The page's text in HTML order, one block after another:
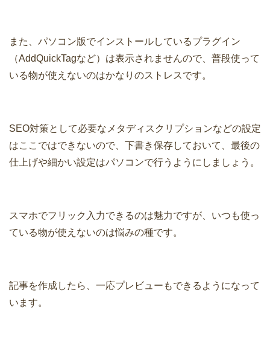
また、パソコン版でインストールしているプラグイン
（AddQuickTagなど）は表示されませんので、普段使って
いる物が使えないのはかなりのストレスです。
SEO対策として必要なメタディスクリプションなどの設定
はここではできないので、下書き保存しておいて、最後の
仕上げや細かい設定はパソコンで行うようにしましょう。
スマホでフリック入力できるのは魅力ですが、いつも使っ
ている物が使えないのは悩みの種です。
記事を作成したら、一応プレビューもできるようになって
います。